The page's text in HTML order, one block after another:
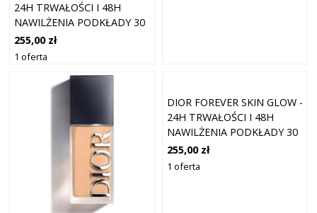
24H TRWAŁOŚCI I 48H
NAWILŻENIA PODKŁADY 30
ML 1N - NEUTRAL
255,00 zł
1 oferta
DIOR FOREVER SKIN GLOW -
24H TRWAŁOŚCI I 48H
NAWILŻENIA PODKŁADY 30
ML
255,00 zł
1 oferta